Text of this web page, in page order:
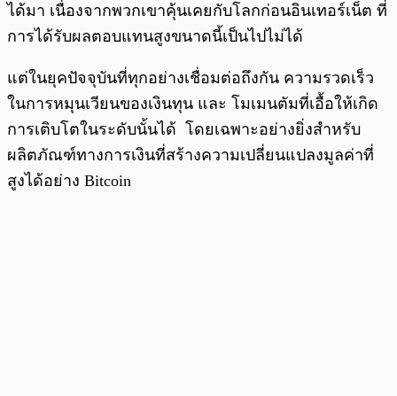
ได้มา เนื่องจากพวกเขาคุ้นเคยกับโลกก่อนอินเทอร์เน็ต ที่
การได้รับผลตอบแทนสูงขนาดนี้เป็นไปไม่ได้
แต่ในยุคปัจจุบันที่ทุกอย่างเชื่อมต่อถึงกัน ความรวดเร็ว
ในการหมุนเวียนของเงินทุน และ โมเมนตัมที่เอื้อให้เกิด
การเติบโตในระดับนั้นได้ โดยเฉพาะอย่างยิ่งสำหรับ
ผลิตภัณฑ์ทางการเงินที่สร้างความเปลี่ยนแปลงมูลค่าที่
สูงได้อย่าง Bitcoin